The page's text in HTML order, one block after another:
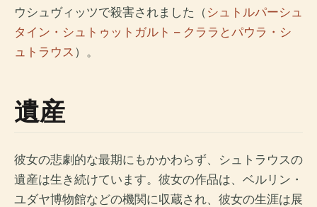
ウシュヴィッツで殺害されました（ シュトルパーシュ
タイン・シュトゥットガルト – クララとパウラ・シ
ュトラウス ）。
遺産
彼女の悲劇的な最期にもかかわらず、シュトラウスの
遺産は生き続けています。彼女の作品は、ベルリン・
ユダヤ博物館などの機関に収蔵され、彼女の生涯は展